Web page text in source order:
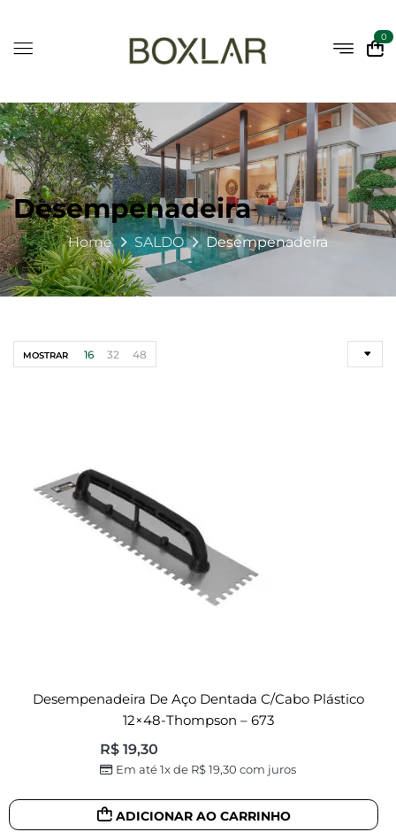
0
Desempenadeira
Home SALDO Desempenadeira
MOSTRAR 16 32 48
Desempenadeira De Aço Dentada C/cabo Plástico
12×48-Thompson – 673
R$19,30
Em até 1x de R$19,30 com juros
ADICIONAR AO CARRINHO